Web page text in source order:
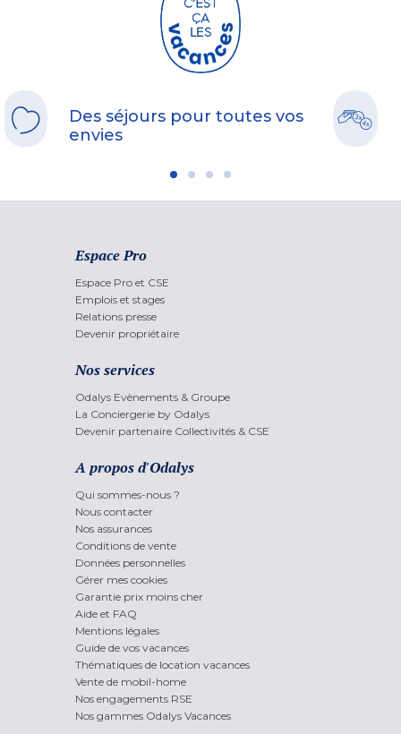
Des séjours pour toutes vos
envies
Espace Pro
Espace Pro et CSE
Emplois et stages
Relations presse
Devenir propriétaire
Nos services
Odalys Evènements & Groupe
La Conciergerie by Odalys
Devenir partenaire Collectivités & CSE
A propos d'Odalys
Qui sommes-nous ?
Nous contacter
Nos assurances
Conditions de vente
Données personnelles
Gérer mes cookies
Garantie prix moins cher
Aide et FAQ
Mentions légales
Guide de vos vacances
Thématiques de location vacances
Vente de mobil-home
Nos engagements RSE
Nos gammes Odalys Vacances